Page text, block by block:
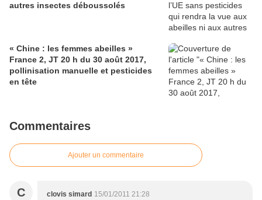
autres insectes déboussolés
« Chine : les femmes abeilles »
France 2, JT 20 h du 30 août 2017,
pollinisation manuelle et pesticides
en tête
Commentaires
Ajouter un commentaire
C clovis simard 15/01/2011 21:28